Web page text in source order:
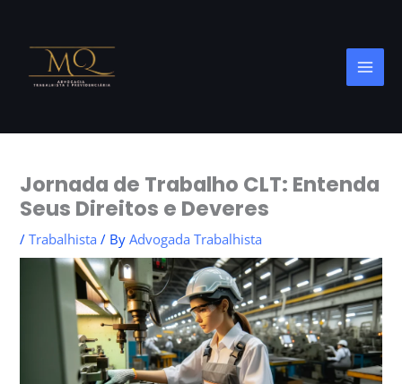
content
Jornada de Trabalho CLT: Entenda
Seus Direitos e Deveres
/Trabalhista / ByAdvogada Trabalhista